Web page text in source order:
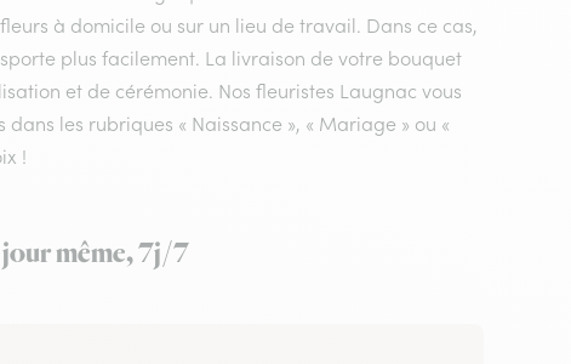
à domicile ou sur un lieu de travail. Dans ce cas,
plus facilement. La livraison de votre bouquet
et de cérémonie. Nos fleuristes Laugnac vous
les rubriques « Naissance », « Mariage » ou «
!
même, 7j/7